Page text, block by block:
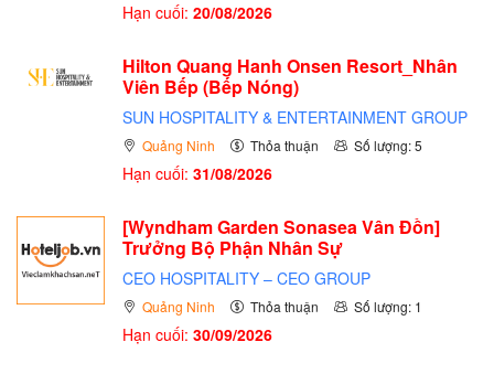
Hạn cuối: 20/08/2026
Hilton Quang Hanh Onsen Resort_Nhân
Viên Bếp (Bếp Nóng)
SUN HOSPITALITY & ENTERTAINMENT GROUP
Quảng Ninh Thỏa thuận Số lượng: 5
Hạn cuối: 31/08/2026
[Wyndham Garden Sonasea Vân Đồn]
Trưởng Bộ Phận Nhân Sự
CEO HOSPITALITY – CEO GROUP
Quảng Ninh Thỏa thuận Số lượng: 1
Hạn cuối: 30/09/2026